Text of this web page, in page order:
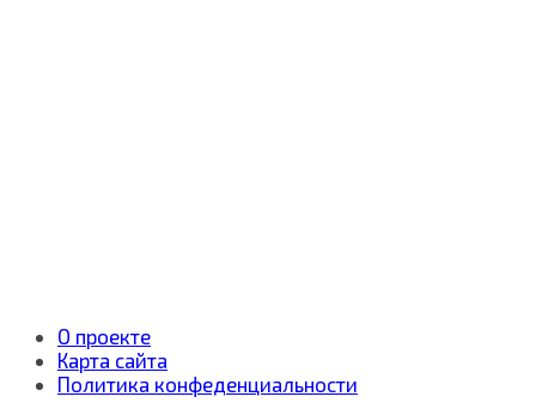
О проекте
Карта сайта
Политика конфеденциальности